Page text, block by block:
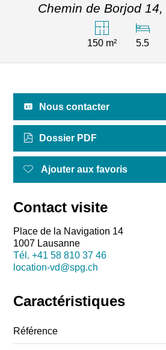
Chemin de Borjod 14,
150 m² 5.5
Nous contacter
Dossier PDF
Ajouter aux favoris
Contact visite
Place de la Navigation 14
1007 Lausanne
Tél.+41 58 810 37 46
location-vd@spg.ch
Caractéristiques
Référence